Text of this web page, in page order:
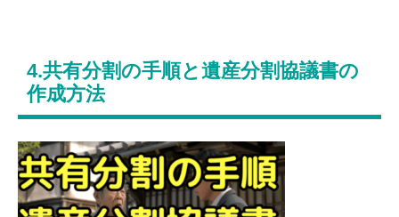
4.共有分割の手順と遺産分割協議書の
作成方法